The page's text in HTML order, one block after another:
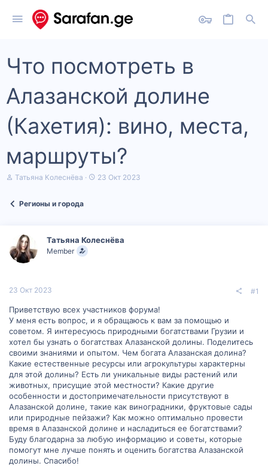
Что посмотреть в
Алазанской долине
(Кахетия): вино, места,
маршруты?
А
м
ы
Татьяна Колеснёва
Д
а
23 Окт 2023
Регионы и города
Татьяна Колеснёва
Member
23 Окт 2023 #1
Приветствую всех участников форума!
У меня есть вопрос, и я обращаюсь к вам за помощью и
советом. Я интересуюсь природными богатствами Грузии и
хотел бы узнать о богатствах Алазанской долины. Поделитесь
своими знаниями и опытом. Чем богата Алазанская долина?
Какие естественные ресурсы или агрокультуры характерны
для этой долины? Есть ли уникальные виды растений или
животных, присущие этой местности? Какие другие
особенности и достопримечательности присутствуют в
Алазанской долине, такие как виноградники, фруктовые сады
или природные пейзажи? Как можно оптимально провести
время в Алазанской долине и насладиться ее богатствами?
Буду благодарна за любую информацию и советы, которые
помогут мне лучше понять и оценить богатства Алазанской
долины. Спасибо!